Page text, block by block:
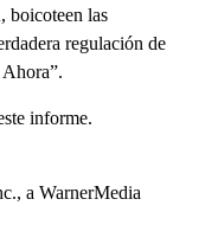
boicoteen las
regulación de
informe.
a WarnerMedia